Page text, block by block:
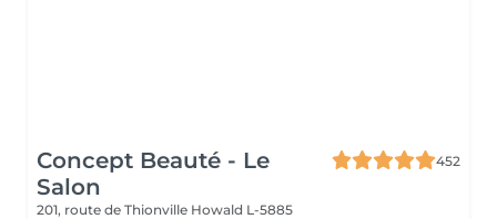
Concept Beauté - Le
Salon
452
201, route de Thionville Howald L-5885